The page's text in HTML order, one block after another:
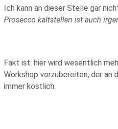
Ich kann an dieser Stelle gar
Prosecco kaltstellen ist auch
Fakt ist: hier wird wesentlich
Workshop vorzubereiten, der
immer köstlich.